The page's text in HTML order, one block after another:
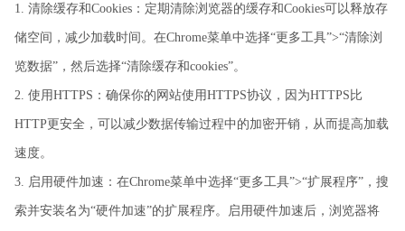
1. 清除缓存和Cookies：定期清除浏览器的缓存和Cookies可以释放存
储空间，减少加载时间。在Chrome菜单中选择“更多工具”>“清除浏
览数据”，然后选择“清除缓存和cookies”。
2. 使用HTTPS：确保你的网站使用HTTPS协议，因为HTTPS比
HTTP更安全，可以减少数据传输过程中的加密开销，从而提高加载
速度。
3. 启用硬件加速：在Chrome菜单中选择“更多工具”>“扩展程序”，搜
索并安装名为“硬件加速”的扩展程序。启用硬件加速后，浏览器将